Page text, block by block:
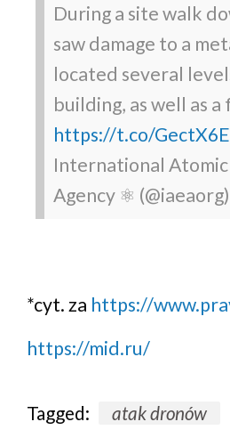
During a site walk
saw damage to a
located several
building, as well as
https://t.co/
International
Agency ⚛️ (@iaeaorg)
*cyt. za https://
https://mid.ru/
Tagged:
atak dronów